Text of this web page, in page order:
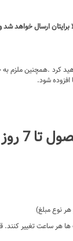
ارسال
کرد .همچنین ملزم
شود.
نوع مبلغ)
ساعت تغییر کنند.